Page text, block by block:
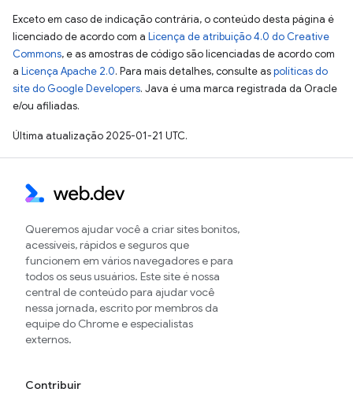
Exceto em caso de indicação contrária, o conteúdo desta página é
licenciado de acordo com a Licença de atribuição 4.0 do Creative
Commons, e as amostras de código são licenciadas de acordo com
a Licença Apache 2.0. Para mais detalhes, consulte aspolíticas do
site do Google Developers. Java é uma marca registrada da Oracle
e/ou afiliadas.
Última atualização 2025-01-21 UTC.
Queremos ajudar você a criar sites bonitos,
acessíveis, rápidos e seguros que
funcionem em vários navegadores e para
todos os seus usuários. Este site é nossa
central de conteúdo para ajudar você
nessa jornada, escrito por membros da
equipe do Chrome e especialistas
externos.
Contribuir